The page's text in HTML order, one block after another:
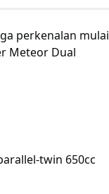
perkenalan mulai
Meteor Dual
twin 650cc